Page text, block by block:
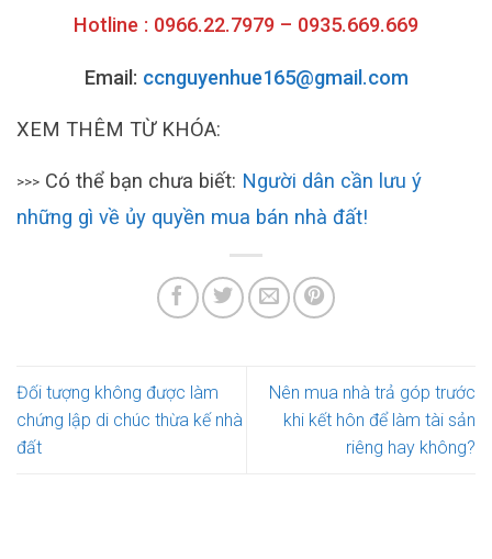
Hotline : 0966.22.7979 – 0935.669.669
Email: ccnguyenhue165@gmail.com
XEM THÊM TỪ KHÓA:
>>> Có thể bạn chưa biết: Người dân cần lưu ý
những gì về ủy quyền mua bán nhà đất!
Đối tượng không được làm
chứng lập di chúc thừa kế nhà
đất
Nên mua nhà trả góp trước
khi kết hôn để làm tài sản
riêng hay không?